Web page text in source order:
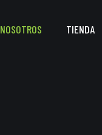
NOSOTROS TIENDA